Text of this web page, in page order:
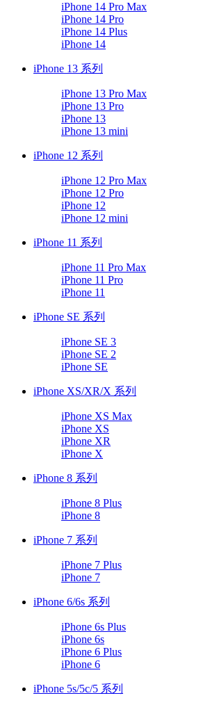
iPhone 14 Pro Max
iPhone 14 Pro
iPhone 14 Plus
iPhone 14
iPhone 13 系列
iPhone 13 Pro Max
iPhone 13 Pro
iPhone 13
iPhone 13 mini
iPhone 12 系列
iPhone 12 Pro Max
iPhone 12 Pro
iPhone 12
iPhone 12 mini
iPhone 11 系列
iPhone 11 Pro Max
iPhone 11 Pro
iPhone 11
iPhone SE 系列
iPhone SE 3
iPhone SE 2
iPhone SE
iPhone XS/XR/X 系列
iPhone XS Max
iPhone XS
iPhone XR
iPhone X
iPhone 8 系列
iPhone 8 Plus
iPhone 8
iPhone 7 系列
iPhone 7 Plus
iPhone 7
iPhone 6/6s 系列
iPhone 6s Plus
iPhone 6s
iPhone 6 Plus
iPhone 6
iPhone 5s/5c/5 系列